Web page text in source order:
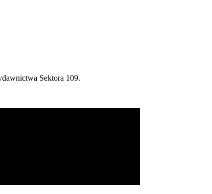
Sektora 109.